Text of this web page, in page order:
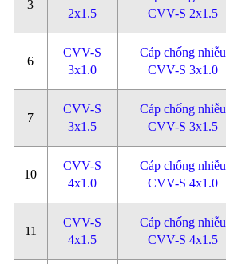
3
2x1.5
CVV-S 2x1.5
6
CVV-S
3x1.0
Cáp chống nhiễu
CVV-S 3x1.0
7
CVV-S
3x1.5
Cáp chống nhiễu
CVV-S 3x1.5
10
CVV-S
4x1.0
Cáp chống nhiễu
CVV-S 4x1.0
11
CVV-S
4x1.5
Cáp chống nhiễu
CVV-S 4x1.5